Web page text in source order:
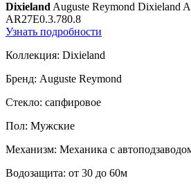
Dixieland Auguste Reymond Dixieland
AR27E0.3.780.8
Узнать подробности
Коллекция: Dixieland
Бренд: Auguste Reymond
Стекло: сапфировое
Пол: Мужские
Механизм: Механика с
Водозащита: от 30 до 60м